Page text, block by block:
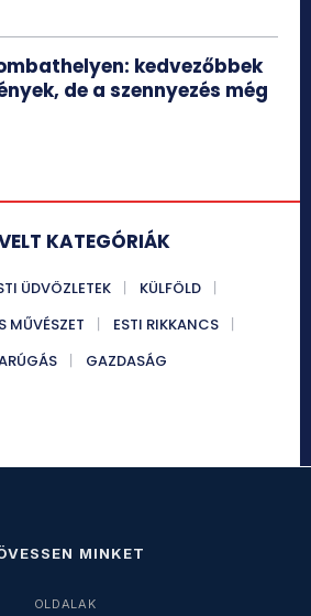
kedvezőbbek
de a szennyezés még
KATEGÓRIÁK
ÜDVÖZLETEK
KÜLFÖLD
MŰVÉSZET
ESTI RIKKANCS
GAZDASÁG
MINKET
OLDALAK